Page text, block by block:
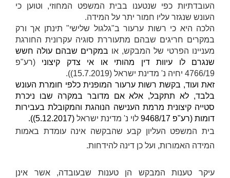
העובדתיות כפי שנטענו בבית המשפט המחוזי, וטוען כי
העונש שנגזר עליו חמור יתר על המידה.
הלכה היא כי רשות ערעור ב"גלגול שלישי" תינתן אך ורק
במקרים חריגים שבהם מתעוררת סוגיה עקרונית החורגת
מעניינו הפרטי של המבקש, או במקרים שבהם עולה חשש
שנגרם לו עיוות דין מהותי או אי צדק קיצוני (רע"פ
4766/19 יחיה נ' מדינת ישראל (15.7.2019)).
זאת ועוד, בקשת רשות ערעור המופנית כלפי חומרת העונש
בלבד, לא תתקבל, אלא אם מדובר במקרה שבו ניכרת
סטייה קיצונית מרמת הענישה הנוהגת והמקובלת בעבירות
דומות (רע"פ 9468/17
לוי נ' מדינת ישראל (5.12.2017))
.
בית המשפט העליון קבע שהבקשה אינה עומדת באמות
המידה האמורות, ועל כן דינה להידחות.
עיקר טענות המבקש הן טענות שבעובדה, אשר אינן